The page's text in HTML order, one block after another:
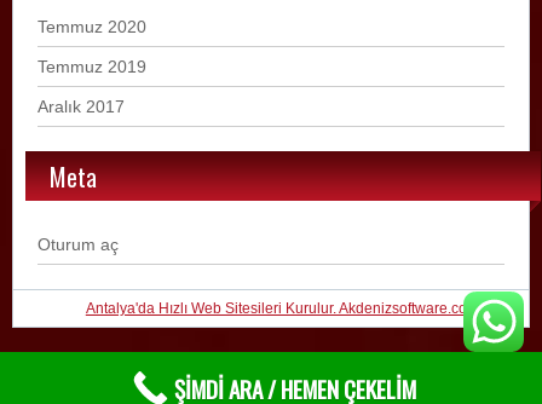
Temmuz 2020
Temmuz 2019
Aralık 2017
Meta
Oturum aç
Antalya'da Hızlı Web Sitesileri Kurulur. Akdenizsoftware.com 2019
ŞİMDİ ARA / HEMEN ÇEKELİM